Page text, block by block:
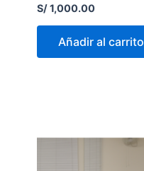
Valorado
con
0
S/1,000.00
Añadir al carrito